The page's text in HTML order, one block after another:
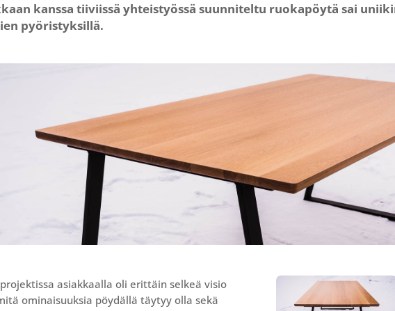
kanssa tiiviissä yhteistyössä suunniteltu ruokapöytä sai
pyöristyksillä.
projektissa asiakkaalla oli erittäin selkeä visio
ominaisuuksia pöydällä täytyy olla sekä